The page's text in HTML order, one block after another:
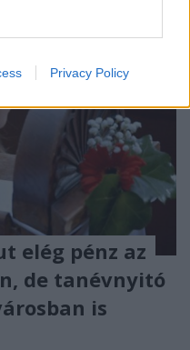
Privacy Policy
elég pénz az
de tanévnyitó
is